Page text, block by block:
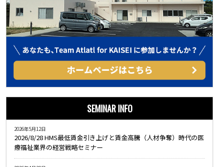
SEMINAR INFO
2026/8/28 HMS最低賃金引き上げと賃金高騰（人材争奪）時代の医
療福祉業界の経営戦略セミナー
2026年5月12日